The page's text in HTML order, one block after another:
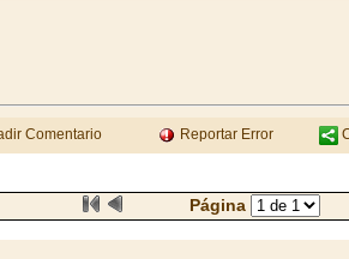
Comentario Reportar Error
Página